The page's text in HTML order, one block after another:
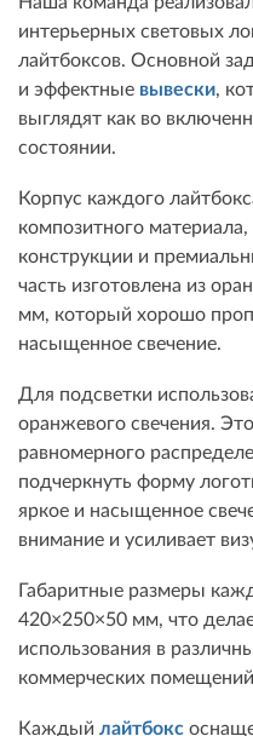
интерьерных световых
лайтбоксов. Основной
и эффектные вывески,
выглядят как во
состоянии.
Корпус каждого
композитного
конструкции и
часть изготовлена из
мм, который хорошо
насыщенное свечение.
Для подсветки
оранжевого свечения.
равномерного
подчеркнуть форму
яркое и насыщенное
внимание и усиливает
Габаритные размеры
420×250×50 мм, что
использования в
коммерческих
Каждый лайтбокс